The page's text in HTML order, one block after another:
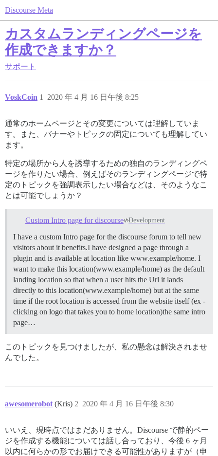
Discourse Meta
カスタムランディングページを
作成できますか？
サポート
VoskCoin 2020 年 4 月 16 日午後 8:25
1
通常のホームページとその変更については理解していま
す。また、バナーやトピックの固定についても理解してい
ます。
特定の場所から人を誘導するための独自のランディングペ
ージを作りたい場合、例えばそのランディングページで特
定のトピックを強調表示したい場合などは、そのようなこ
とは可能でしょうか？
Custom Intro page for discourse Development
I have a custom Intro page for the discourse forum to tell new
visitors about it benefits.I have designed a page through a
plugin and is available at location like www.example/home. I
want to make this location(www.example/home) as the default
landing location so that when a user hits the Url it lands
directly to this location(www.example/home) but at the same
time if the root location is accessed from the website itself (ex -
clicking on logo that takes you to home location)the same intro
page…
このトピックを見つけましたが、私の懸念は解決されませ
んでした。
awesomerobot (Kris) 2020 年 4 月 16 日午後 8:30
2
いいえ、現時点ではまだありません。Discourse で静的ペー
ジを作成する機能については話し合っており、今後 6 ヶ月
以内に何らかの形でお届けできる可能性がありますが（申